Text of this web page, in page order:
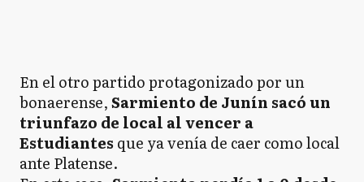
En el otro partido protagonizado por un
bonaerense,Sarmiento de Junín sacó un
triunfazo de local al vencer a
Estudiantes que ya venía de caer como local
ante Platense.